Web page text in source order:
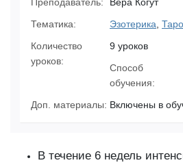
Тематика:
Эзотерика Таро
Количество
уроков:
9 уроков
Способ
обучения:
Доп. материалы: Включены в
В течение 6 недель